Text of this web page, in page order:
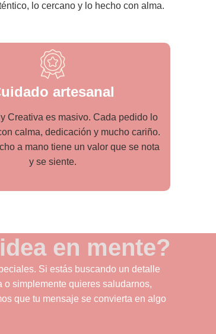
lo cercano y lo hecho con alma.
artesanal
Creativa es masivo. Cada pedido lo
calma, dedicación y mucho cariño.
a mano tiene un valor que se nota
y se siente.
en mente?
Si estás buscando un detalle
simplemente quieres saludarnos,
que tu mensaje se convierta en algo